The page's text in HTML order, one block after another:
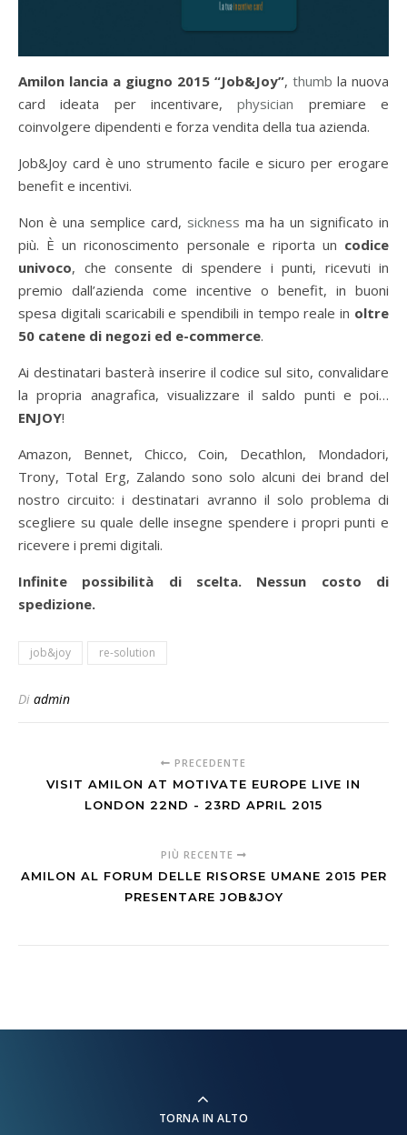
Amilon lancia a giugno 2015 “Job&Joy”, thumb la nuova
card ideata per incentivare,physician premiare e
coinvolgere dipendenti e forza vendita della tua azienda.
Job&Joy card è uno strumento facile e sicuro per erogare
benefit e incentivi.
Non è una semplice card, sickness ma ha un significato in
più. È un riconoscimento personale e riporta un codice
univoco, che consente di spendere i punti, ricevuti in
premio dall’azienda come incentive o benefit, in buoni
spesa digitali scaricabili e spendibili in tempo reale in oltre
50 catene di negozi ed e-commerce.
Ai destinatari basterà inserire il codice sul sito, convalidare
la propria anagrafica, visualizzare il saldo punti e poi…
ENJOY!
Amazon, Bennet, Chicco, Coin, Decathlon, Mondadori,
Trony, Total Erg, Zalando sono solo alcuni dei brand del
nostro circuito: i destinatari avranno il solo problema di
scegliere su quale delle insegne spendere i propri punti e
ricevere i premi digitali.
Infinite possibilità di scelta. Nessun costo di
spedizione.
job&joy re-solution
Di admin
PRECEDENTE
VISIT AMILON AT MOTIVATE EUROPE LIVE IN
LONDON 22ND - 23RD APRIL 2015
PIÙ RECENTE
AMILON AL FORUM DELLE RISORSE UMANE 2015 PER
PRESENTARE JOB&JOY
TORNA IN ALTO